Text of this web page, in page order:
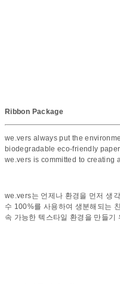
Ribbon Package
we.vers always put the
biodegradable eco-friendly
we.vers is committed to creating
we.vers는 언제나 환경을 먼저 생
수 100%를 사용하여 생분해되는
속 가능한 텍스타일 환경을 만들기